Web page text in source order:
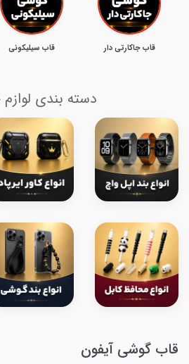
قاب جاکارتی دار قاب سیلیکونی
دسته بندی
قاب گوشی آیفون